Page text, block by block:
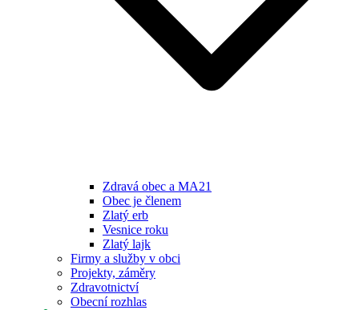
Zdravá obec a MA21
Obec je členem
Zlatý erb
Vesnice roku
Zlatý lajk
Firmy a služby v obci
Projekty, záměry
Zdravotnictví
Obecní rozhlas